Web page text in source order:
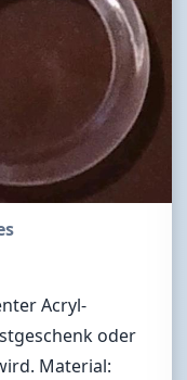
Acryl-
oder
Material: